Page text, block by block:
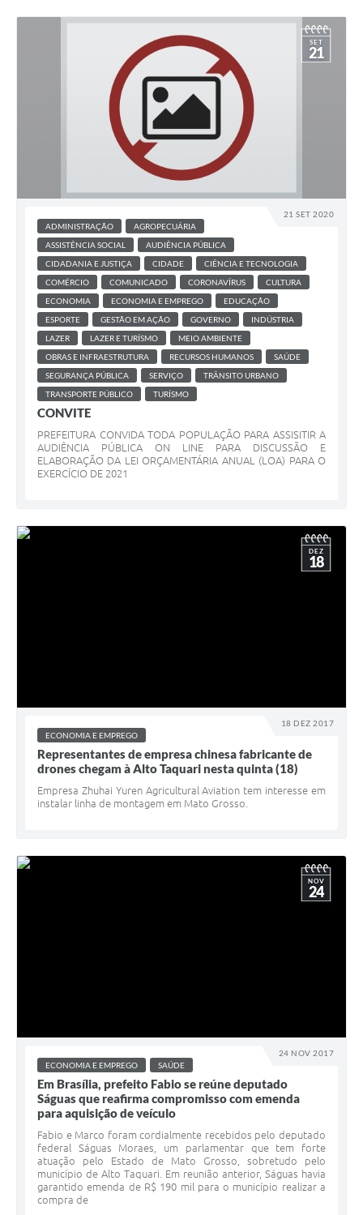
21 SET 2020
SET
21
ADMINISTRAÇÃO
AGROPECUÁRIA
ASSISTÊNCIA SOCIAL
AUDIÊNCIA PÚBLICA
CIDADANIA E JUSTIÇA
CIDADE
CIÊNCIA E TECNOLOGIA
COMÉRCIO
COMUNICADO CORONAVÍRUS
CULTURA
ECONOMIA
ECONOMIA E EMPREGO
EDUCAÇÃO
ESPORTE
GESTÃO EM AÇÃO GOVERNO
INDÚSTRIA
LAZER
LAZER E TURÍSMO
MEIO AMBIENTE
OBRAS E INFRAESTRUTURA
RECURSOS HUMANOS
SAÚDE
SEGURANÇA PÚBLICA
SERVIÇO
TRÂNSITO URBANO
TRANSPORTE PÚBLICO
TURÍSMO
CONVITE
PREFEITURA CONVIDA TODA POPULAÇÃO PARA ASSISITIR A
AUDIÊNCIA PÚBLICA ON LINE PARA DISCUSSÃO E
ELABORAÇÃO DA LEI ORÇAMENTÁRIA ANUAL (LOA) PARA O
EXERCÍCIO DE 2021
18 DEZ 2017
DEZ
18
ECONOMIA E EMPREGO
Representantes de empresa chinesa fabricante de
drones chegam à Alto Taquari nesta quinta (18)
Empresa Zhuhai Yuren Agricultural Aviation tem interesse em
instalar linha de montagem em Mato Grosso.
24 NOV 2017
NOV
24
ECONOMIA E EMPREGO SAÚDE
Em Brasília, prefeito Fabio se reúne deputado
Ságuas que reafirma compromisso com emenda
para aquisição de veículo
Fabio e Marco foram cordialmente recebidos pelo deputado
federal Ságuas Moraes, um parlamentar que tem forte
atuação pelo Estado de Mato Grosso, sobretudo pelo
município de Alto Taquari. Em reunião anterior, Ságuas havia
garantido emenda de R$ 190 mil para o município realizar a
compra de